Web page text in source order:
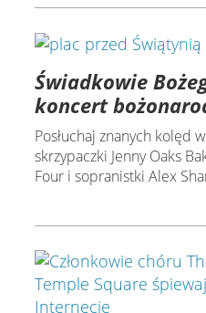
Świadkowie
koncert
Posłuchaj znanych kolęd
skrzypaczki Jenny Oaks
Four i sopranistki Alex